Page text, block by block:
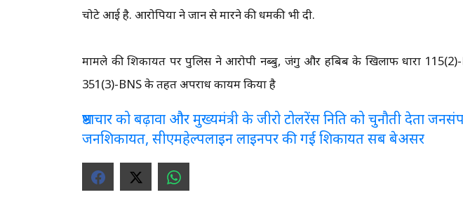
चोटे आई है. आरोपियों ने जान से मारने की धमकी भी दी.
मामले की शिकायत पर पुलिस ने आरोपी नब्बु, जंगु और हबिब के खिलाफ धारा
351(3)-BNS के तहत अपराध कायम किया है
भ्रष्टाचार को बढ़ावा और मुख्यमंत्री के जीरो टोलरेंस निति को चुनौती देता
जनशिकायत, सीएमहेल्पलाइन लाइनपर की गई शिकायत सब बेअसर